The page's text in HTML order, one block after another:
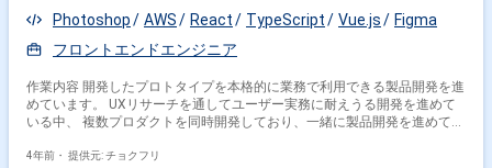
Photoshop
AWS React TypeScript Vue.js
Figma
フロントエンドエンジニア
作業内容 開発したプロトタイプを本格的に業務で利用できる製品開発を進
めています。 UXリサーチを通してユーザー実務に耐えうる開発を進めて
いる中、 複数プロダクトを同時開発しており、一緒に製品開発を進めて頂
トを開発しています。 そのプロダクト開発をリードするGUIのフロントエ
4年前・ 提供元: チョクフリ